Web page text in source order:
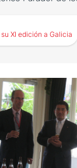
XI edición a Galicia
su XI
por primera
histórico